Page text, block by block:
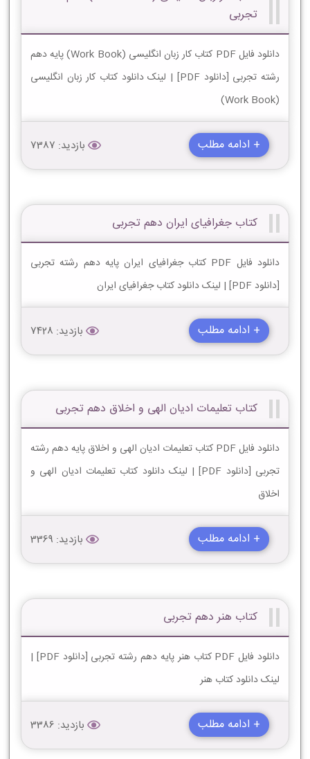
تجربی
دانلود فایل PDF کتاب کار زبان انگلیسی (Work Book) پایه دهم
رشته تجربی [دانلود PDF] | لینک دانلود کتاب کار زبان انگلیسی
(Work Book)
+ ادامه مطلب بازدید: 7387
کتاب جغرافیای ایران دهم تجربی
دانلود فایل PDF کتاب جغرافیای ایران پایه دهم رشته تجربی
[دانلود PDF] | لینک دانلود کتاب جغرافیای ایران
+ ادامه مطلب بازدید: 7428
کتاب تعلیمات ادیان الهی و اخلاق دهم تجربی
دانلود فایل PDF کتاب تعلیمات ادیان الهی و اخلاق پایه دهم رشته
تجربی [دانلود PDF] | لینک دانلود کتاب تعلیمات ادیان الهی و
اخلاق
+ ادامه مطلب بازدید: 3369
کتاب هنر دهم تجربی
دانلود فایل PDF کتاب هنر پایه دهم رشته تجربی [دانلود PDF] |
لینک دانلود کتاب هنر
+ ادامه مطلب بازدید: 3386